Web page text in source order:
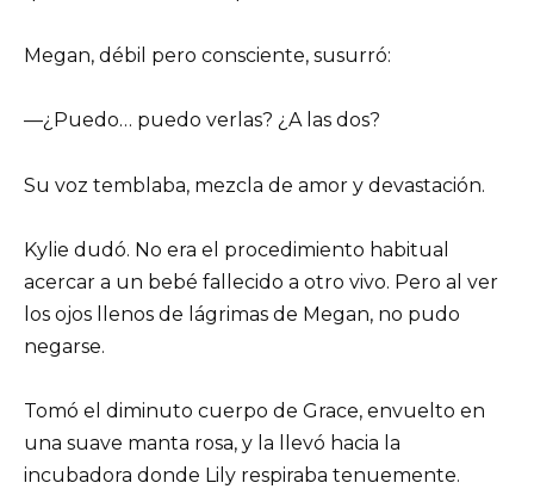
Megan, débil pero consciente, susurró:
—¿Puedo… puedo verlas? ¿A las dos?
Su voz temblaba, mezcla de amor y devastación.
Kylie dudó. No era el procedimiento habitual
acercar a un bebé fallecido a otro vivo. Pero al ver
los ojos llenos de lágrimas de Megan, no pudo
negarse.
Tomó el diminuto cuerpo de Grace, envuelto en
una suave manta rosa, y la llevó hacia la
incubadora donde Lily respiraba tenuemente.